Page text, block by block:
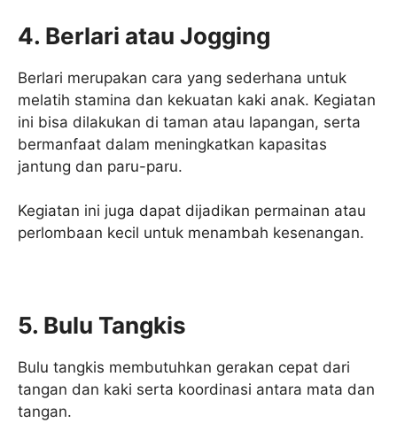
4. Berlari atau Jogging
Berlari merupakan cara yang sederhana untuk
melatih stamina dan kekuatan kaki anak. Kegiatan
ini bisa dilakukan di taman atau lapangan, serta
bermanfaat dalam meningkatkan kapasitas
jantung dan paru-paru.
Kegiatan ini juga dapat dijadikan permainan atau
perlombaan kecil untuk menambah kesenangan.
5. Bulu Tangkis
Bulu tangkis membutuhkan gerakan cepat dari
tangan dan kaki serta koordinasi antara mata dan
tangan.